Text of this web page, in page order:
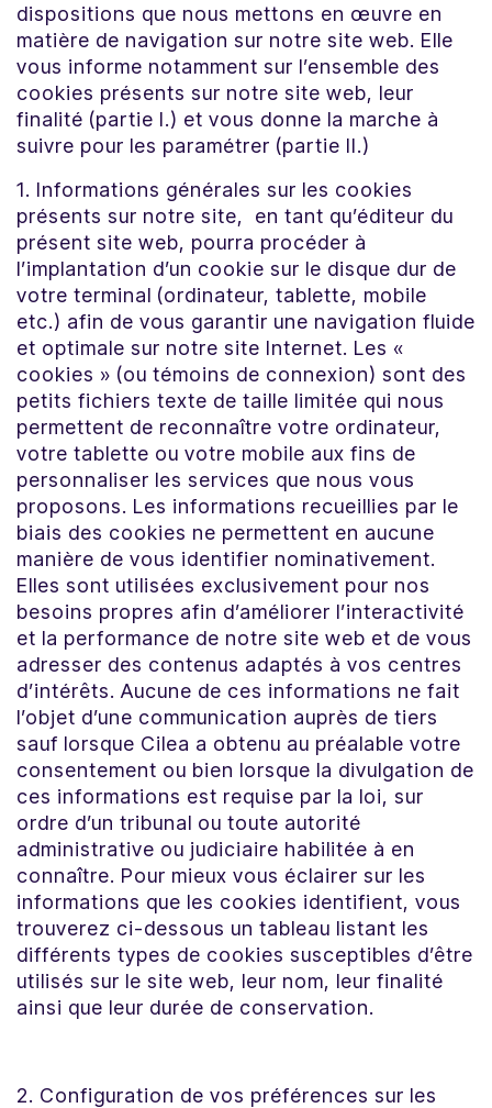
dispositions que nous mettons en œuvre en
matière de navigation sur notre site web. Elle
vous informe notamment sur l’ensemble des
cookies présents sur notre site web, leur
finalité (partie I.) et vous donne la marche à
suivre pour les paramétrer (partie II.)
1. Informations générales sur les cookies
présents sur notre site, en tant qu’éditeur du
présent site web, pourra procéder à
l’implantation d’un cookie sur le disque dur de
votre terminal (ordinateur, tablette, mobile
etc.) afin de vous garantir une navigation fluide
et optimale sur notre site Internet. Les «
cookies » (ou témoins de connexion) sont des
petits fichiers texte de taille limitée qui nous
permettent de reconnaître votre ordinateur,
votre tablette ou votre mobile aux fins de
personnaliser les services que nous vous
proposons. Les informations recueillies par le
biais des cookies ne permettent en aucune
manière de vous identifier nominativement.
Elles sont utilisées exclusivement pour nos
besoins propres afin d’améliorer l’interactivité
et la performance de notre site web et de vous
adresser des contenus adaptés à vos centres
d’intérêts. Aucune de ces informations ne fait
l’objet d’une communication auprès de tiers
sauf lorsque Cilea a obtenu au préalable votre
consentement ou bien lorsque la divulgation de
ces informations est requise par la loi, sur
ordre d’un tribunal ou toute autorité
administrative ou judiciaire habilitée à en
connaître. Pour mieux vous éclairer sur les
informations que les cookies identifient, vous
trouverez ci-dessous un tableau listant les
différents types de cookies susceptibles d’être
utilisés sur le site web, leur nom, leur finalité
ainsi que leur durée de conservation.
2. Configuration de vos préférences sur les